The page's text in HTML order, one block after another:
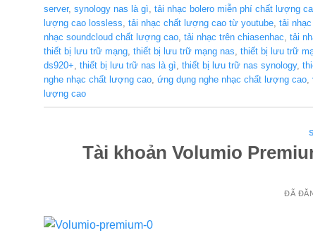
server, synology nas là gì, tải nhạc bolero miễn phí chất lượng
lượng cao lossless, tải nhạc chất lượng cao từ youtube, tải
nhạc soundcloud chất lượng cao, tải nhạc trên chiasenhac, tải
thiết bị lưu trữ mạng, thiết bị lưu trữ mạng nas, thiết bị lưu trữ
ds920+, thiết bị lưu trữ nas là gì, thiết bị lưu trữ nas synology,
nghe nhạc chất lượng cao, ứng dụng nghe nhạc chất lượng cao,
lượng cao
Tài khoản Volumio
ĐÃ